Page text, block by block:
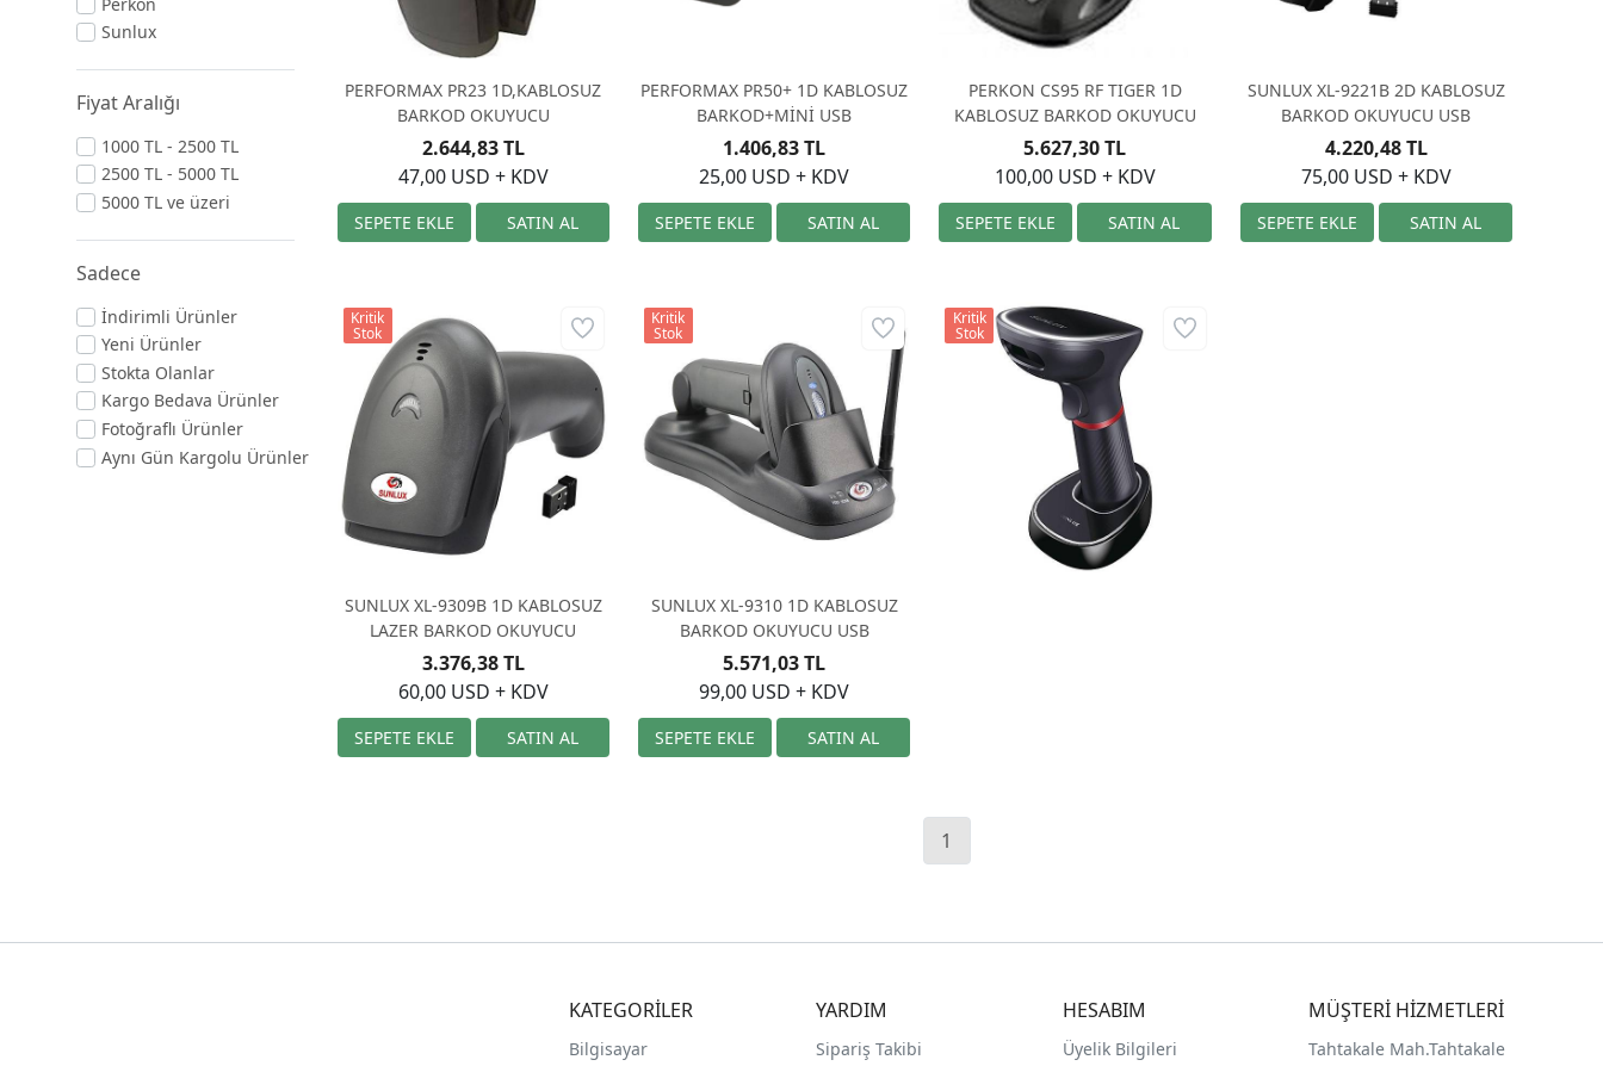
Sunlux
Fiyat Aralığı
1000 TL - 2500 TL
2500 TL - 5000 TL
5000 TL ve üzeri
Sadece
İndirimli Ürünler
Yeni Ürünler
Stokta Olanlar
Kargo Bedava Ürünler
Fotoğraflı Ürünler
Aynı Gün Kargolu Ürünler
PERFORMAX PR23 1D,KABLOSUZ
BARKOD OKUYUCU
47,00 USD + KDV
2.644,83 TL
PERFORMAX PR50+ 1D KABLOSUZ
BARKOD+MİNİ USB
25,00 USD + KDV
1.406,83 TL
PERKON CS95 RF TIGER 1D
KABLOSUZ BARKOD OKUYUCU
100,00 USD + KDV
5.627,30 TL
SUNLUX XL-9221B 2D KABLOSUZ
BARKOD OKUYUCU USB
75,00 USD + KDV
4.220,48 TL
SUNLUX XL-9309B 1D KABLOSUZ
LAZER BARKOD OKUYUCU
60,00 USD + KDV
3.376,38 TL
Kritik
Stok
SUNLUX XL-9310 1D KABLOSUZ
BARKOD OKUYUCU USB
99,00 USD + KDV
5.571,03 TL
Kritik
Stok
SUNLUX XL-9610 2D KABLOSUZ
BARKOD OKUYUCU USB
90,00 USD + KDV
5.064,57 TL
Kritik
Stok
1
KATEGORİLER
Bilgisayar
YARDIM
Sipariş Takibi
HESABIM
Üyelik Bilgileri
MÜŞTERİ HİZMETLERİ
Tahtakale Mah.Tahtakale